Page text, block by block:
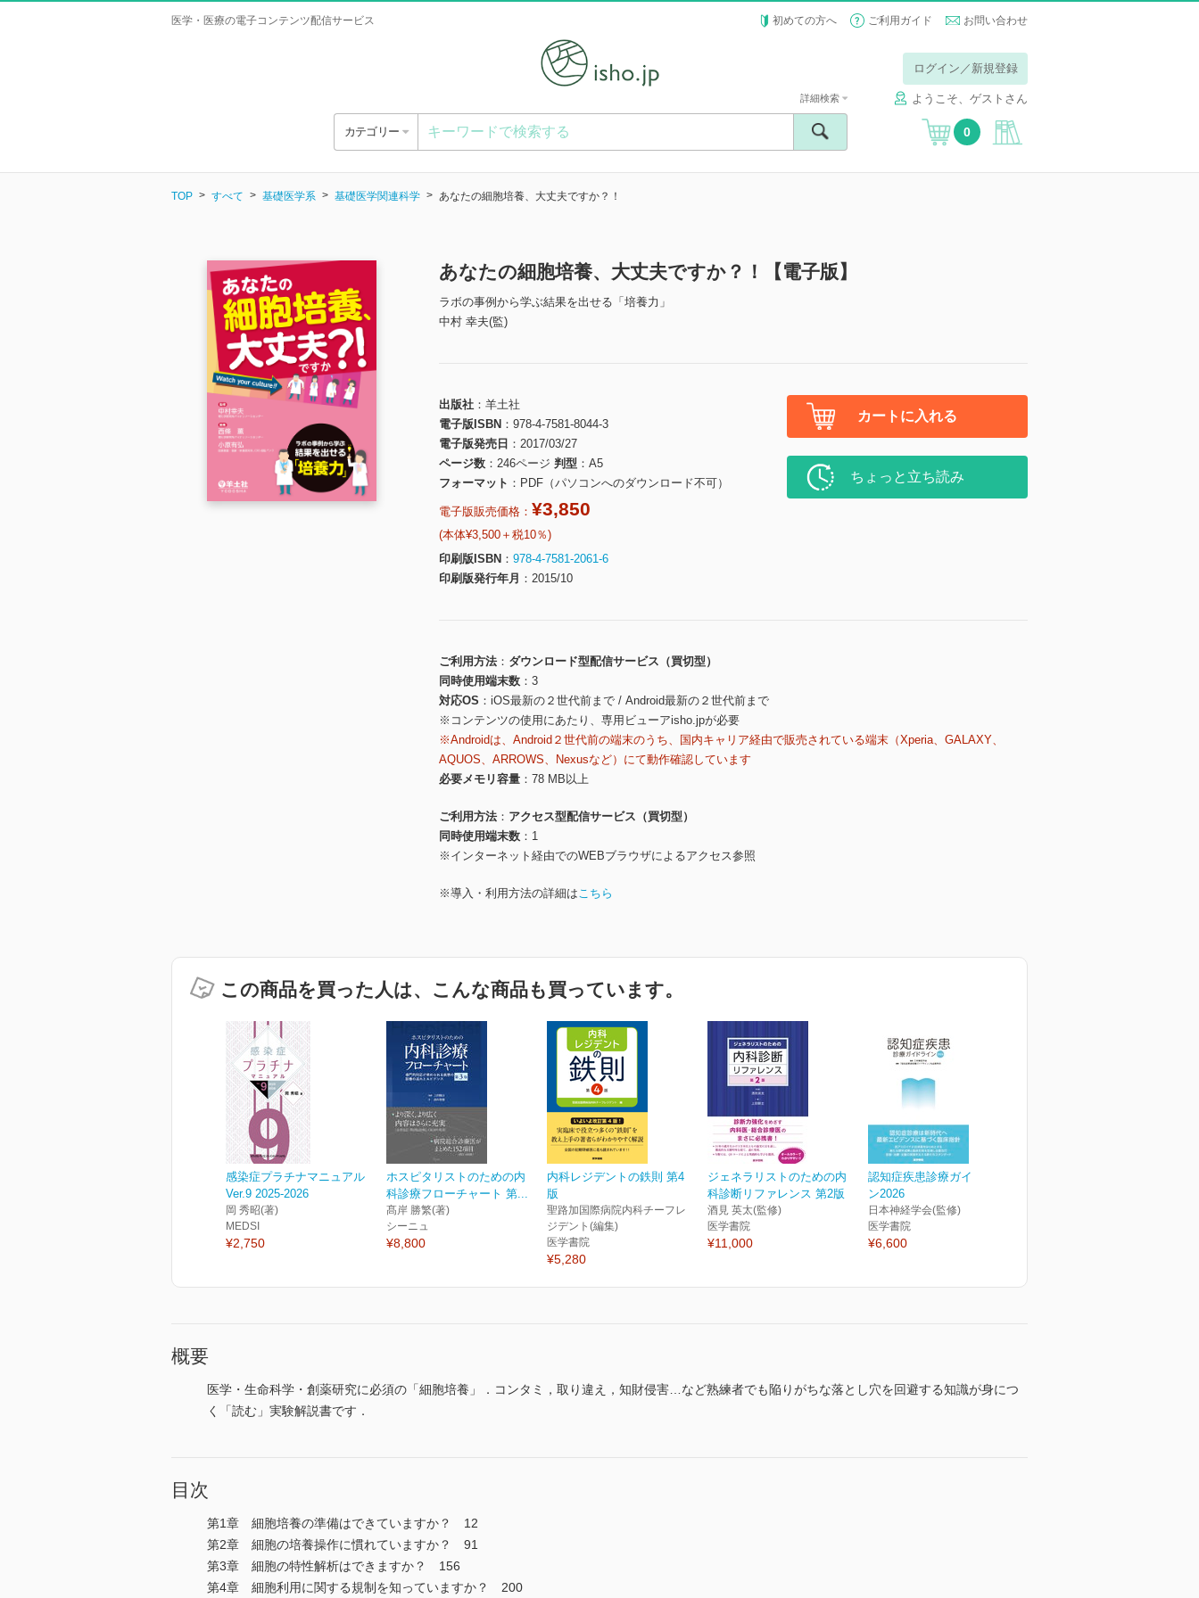
医学・医療の電子コンテンツ配信サービス 初めての方へ ご利用ガイド お問い合わせ
ログイン／新規登録
ようこそ、ゲストさん
カテゴリー
詳細検索
0
TOP すべて 基礎医学系 基礎医学関連科学 あなたの細胞培養、大丈夫ですか？！
あなたの細胞培養、大丈夫ですか？！【電子版】
ラボの事例から学ぶ結果を出せる「培養力」
中村 幸夫(監)
出版社
羊土社
電子版ISBN
978-4-7581-8044-3
電子版発売日
2017/03/27
ページ数
246ページ 判型
A5
フォーマット
PDF（パソコンへのダウンロード不可）
電子版販売価格： ¥3,850
(本体¥3,500＋税10％)
印刷版ISBN
978-4-7581-2061-6
印刷版発行年月
2015/10
カートに入れる
ちょっと立ち読み
ご利用方法
ダウンロード型配信サービス（買切型）
同時使用端末数
3
対応OS
iOS最新の２世代前まで / Android最新の２世代前まで
※コンテンツの使用にあたり、専用ビューアisho.jpが必要
※Androidは、Android２世代前の端末のうち、国内キャリア経由で販売されている端末（Xperia、GALAXY、
AQUOS、ARROWS、Nexusなど）にて動作確認しています
必要メモリ容量
78 MB以上
ご利用方法
アクセス型配信サービス（買切型）
同時使用端末数
1
※インターネット経由でのWEBブラウザによるアクセス参照
※導入・利用方法の詳細はこちら
この商品を買った人は、こんな商品も買っています。
感染症プラチナマニュアル
Ver.9 2025-2026
岡 秀昭(著)
MEDSI
¥2,750
ホスピタリストのための内
科診療フローチャート 第...
髙岸 勝繁(著)
シーニュ
¥8,800
内科レジデントの鉄則 第4
版
聖路加国際病院内科チーフレ
ジデント(編集)
医学書院
¥5,280
ジェネラリストのための内
科診断リファレンス 第2版
酒見 英太(監修)
医学書院
¥11,000
認知症疾患診療ガイドライ
ン2026
日本神経学会(監修)
医学書院
¥6,600
概要
医学・生命科学・創薬研究に必須の「細胞培養」．コンタミ，取り違え，知財侵害…など熟練者でも陥りがちな落とし穴を回避する知識が身につ
く「読む」実験解説書です．
目次
第1章 細胞培養の準備はできていますか？ 12
第2章 細胞の培養操作に慣れていますか？ 91
第3章 細胞の特性解析はできますか？ 156
第4章 細胞利用に関する規制を知っていますか？ 200